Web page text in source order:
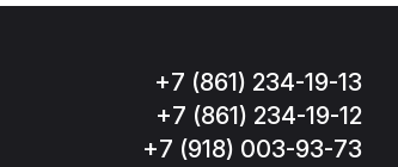
+7 (861) 234-19-13
+7 (861) 234-19-12
+7 (918) 003-93-73